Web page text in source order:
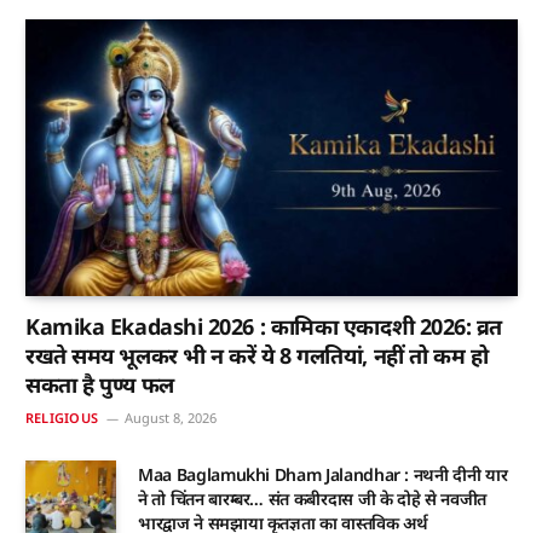
Kamika Ekadashi 2026 : कामिका एकादशी 2026: व्रत
रखते समय भूलकर भी न करें ये 8 गलतियां, नहीं तो कम हो
सकता है पुण्य फल
RELIGIOUS August 8, 2026
Maa Baglamukhi Dham Jalandhar : नथनी दीनी यार
ने तो चिंतन बारम्बर… संत कबीरदास जी के दोहे से नवजीत
भारद्वाज ने समझाया कृतज्ञता का वास्तविक अर्थ